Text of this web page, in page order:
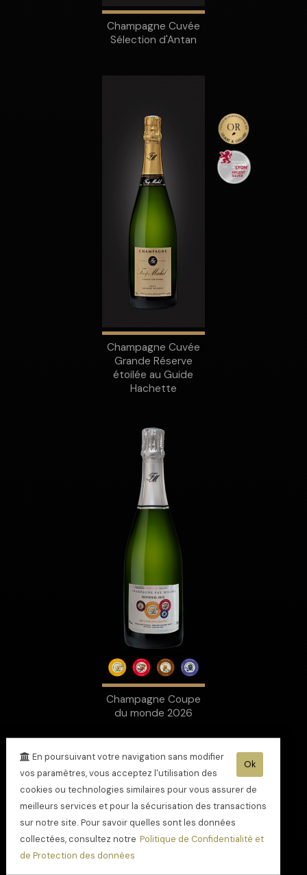
Champagne Cuvée
Sélection d'Antan
Champagne Cuvée
Grande Réserve
étoilée au Guide
Hachette
Champagne Coupe
du monde 2026
Ok
En poursuivant votre navigation sans modifier
vos paramètres, vous acceptez l'utilisation des
cookies ou technologies similaires pour vous assurer de
meilleurs services et pour la sécurisation des transactions
sur notre site. Pour savoir quelles sont les données
collectées, consultez notre Politique de Confidentialité et
de Protection des données